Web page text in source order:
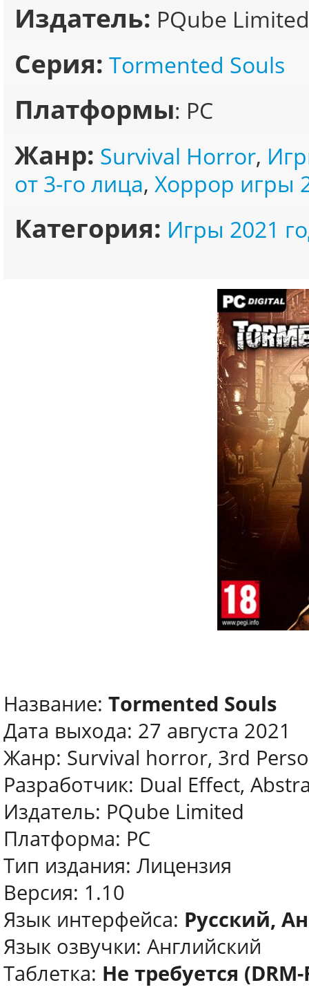
Издатель: PQube Limited
Серия: Tormented Souls
Платформы: PC
Жанр: Survival Horror,
от 3-го лица, Хоррор игры
Категория: Игры 2021
Название: Tormented Souls
Дата выхода: 27 августа 2021
Жанр: Survival horror, 3rd
Разработчик: Dual Effect,
Издатель: PQube Limited
Платформа: PC
Тип издания: Лицензия
Версия: 1.10
Язык интерфейса: Русский,
Язык озвучки: Английский
Таблетка: Не требуется